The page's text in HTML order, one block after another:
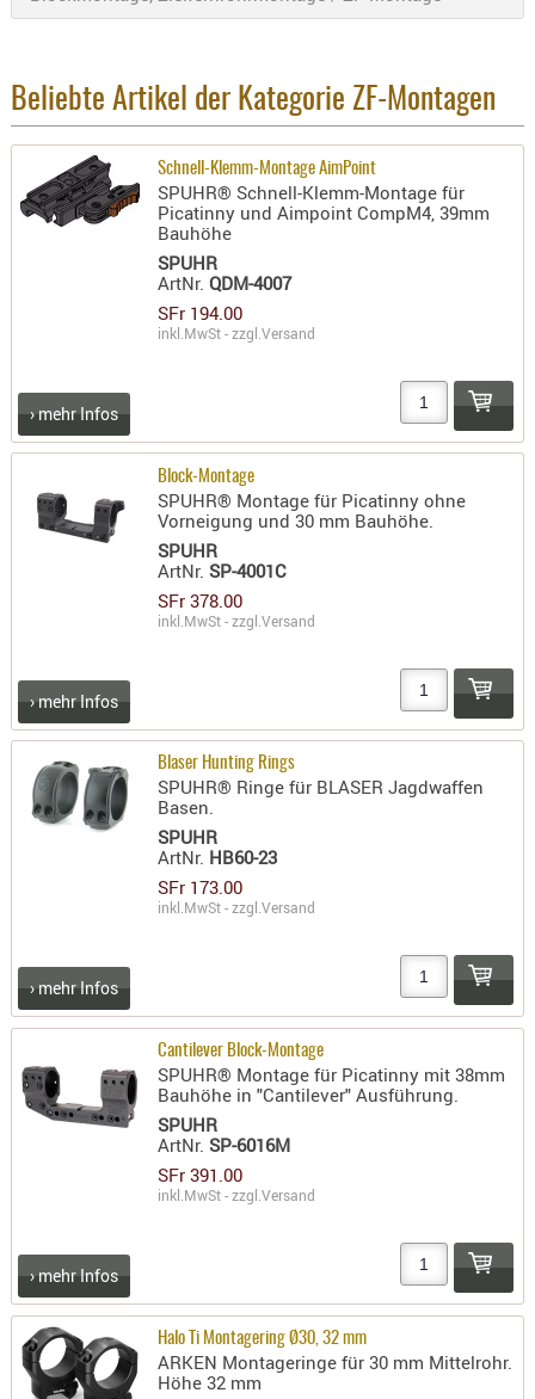
ZF-
Beliebte Artikel der Kategorie ZF-Montagen
Schnell-Klemm-Montage AimPoint
SPUHR® Schnell-Klemm-Montage für
Picatinny und Aimpoint CompM4, 39mm
Bauhöhe
SPUHR
ArtNr.QDM-4007
SFr 194.00
inkl.MwSt - zzgl.Versand
› mehr Infos
Block-Montage
SPUHR® Montage für Picatinny ohne
Vorneigung und 30 mm Bauhöhe.
SPUHR
ArtNr.SP-4001C
SFr 378.00
inkl.MwSt - zzgl.Versand
› mehr Infos
Blaser Hunting Rings
SPUHR® Ringe für BLASER Jagdwaffen
Basen.
SPUHR
ArtNr. HB60-23
SFr 173.00
inkl.MwSt - zzgl.Versand
› mehr Infos
Cantilever Block-Montage
SPUHR® Montage für Picatinny mit 38mm
Bauhöhe in "Cantilever" Ausführung.
SPUHR
ArtNr.SP-6016M
SFr 391.00
inkl.MwSt - zzgl.Versand
› mehr Infos
Halo Ti Montagering Ø30, 32 mm
ARKEN Montageringe für 30 mm Mittelrohr.
Höhe 32 mm